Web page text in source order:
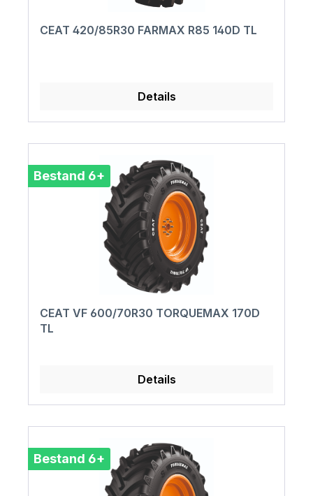
CEAT 420/85R30 FARMAX R85 140D TL
Details
Bestand 6+
CEAT VF 600/70R30 TORQUEMAX 170D
TL
Details
Bestand 6+